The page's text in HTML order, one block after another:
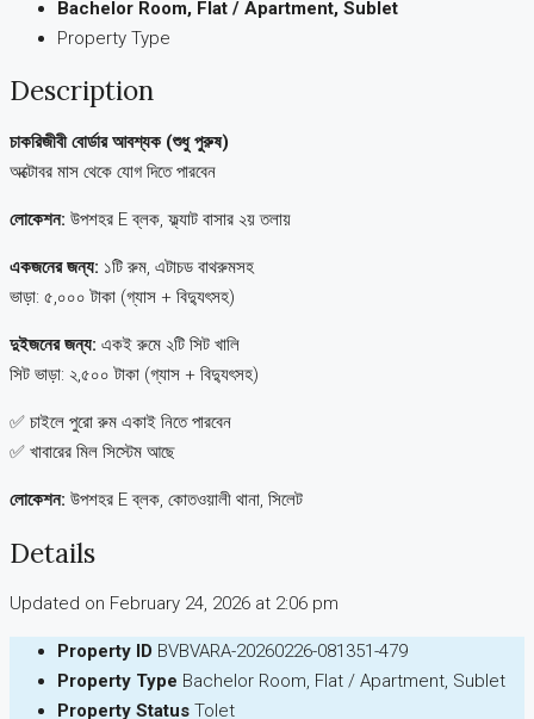
Bachelor Room, Flat / Apartment, Sublet
Property Type
Description
চাকরিজীবী বোর্ডার আবশ্যক (শুধু পুরুষ)
অক্টোবর মাস থেকে যোগ দিতে পারবেন
লোকেশন: উপশহর E ব্লক, ফ্ল্যাট বাসার ২য় তলায়
একজনের জন্য: ১টি রুম, এটাচড বাথরুমসহ
ভাড়া: ৫,০০০ টাকা (গ্যাস + বিদ্যুৎসহ)
দুইজনের জন্য: একই রুমে ২টি সিট খালি
সিট ভাড়া: ২,৫০০ টাকা (গ্যাস + বিদ্যুৎসহ)
✅ চাইলে পুরো রুম একাই নিতে পারবেন
✅ খাবারের মিল সিস্টেম আছে
লোকেশন: উপশহর E ব্লক, কোতওয়ালী থানা, সিলেট
Details
Updated on February 24, 2026 at 2:06 pm
Property ID BVBVARA-20260226-081351-479
Property Type Bachelor Room, Flat / Apartment, Sublet
Property Status Tolet